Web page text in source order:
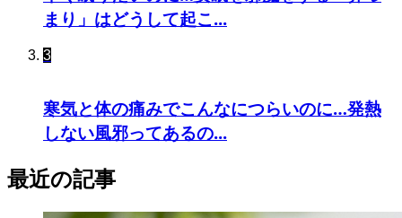
まり」はどうして起こ...
3
寒気と体の痛みでこんなにつらいのに…発熱
しない風邪ってあるの...
最近の記事